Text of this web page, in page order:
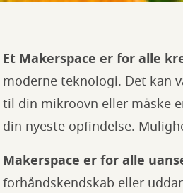
Et Makerspace er for alle
moderne teknologi. Det kan
til din mikroovn eller måske
din nyeste opfindelse.
Makerspace er for alle
forhåndskendskab eller